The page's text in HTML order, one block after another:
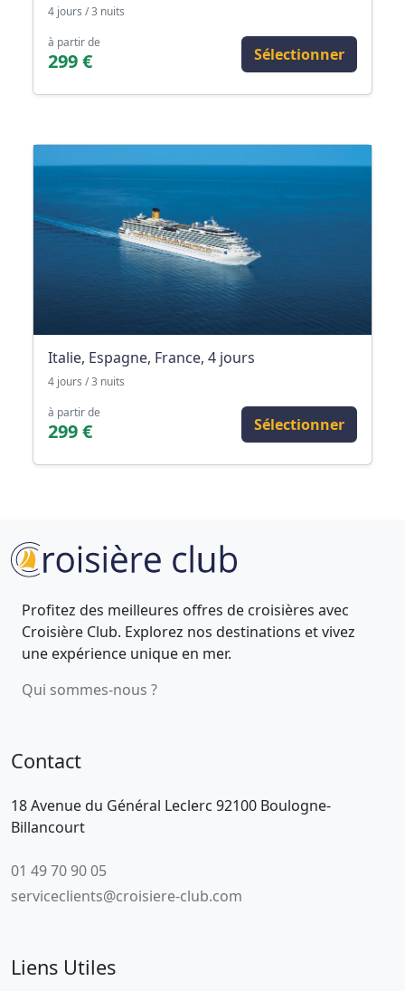
4 jours / 3 nuits
à partir de
299 € Sélectionner
Italie, Espagne, France, 4 jours
4 jours / 3 nuits
à partir de
299 € Sélectionner
Profitez des meilleures offres de croisières avec
Croisière Club. Explorez nos destinations et vivez
une expérience unique en mer.
Qui sommes-nous ?
Contact
18 Avenue du Général Leclerc 92100 Boulogne-
Billancourt
01 49 70 90 05
serviceclients@croisiere-club.com
Liens Utiles